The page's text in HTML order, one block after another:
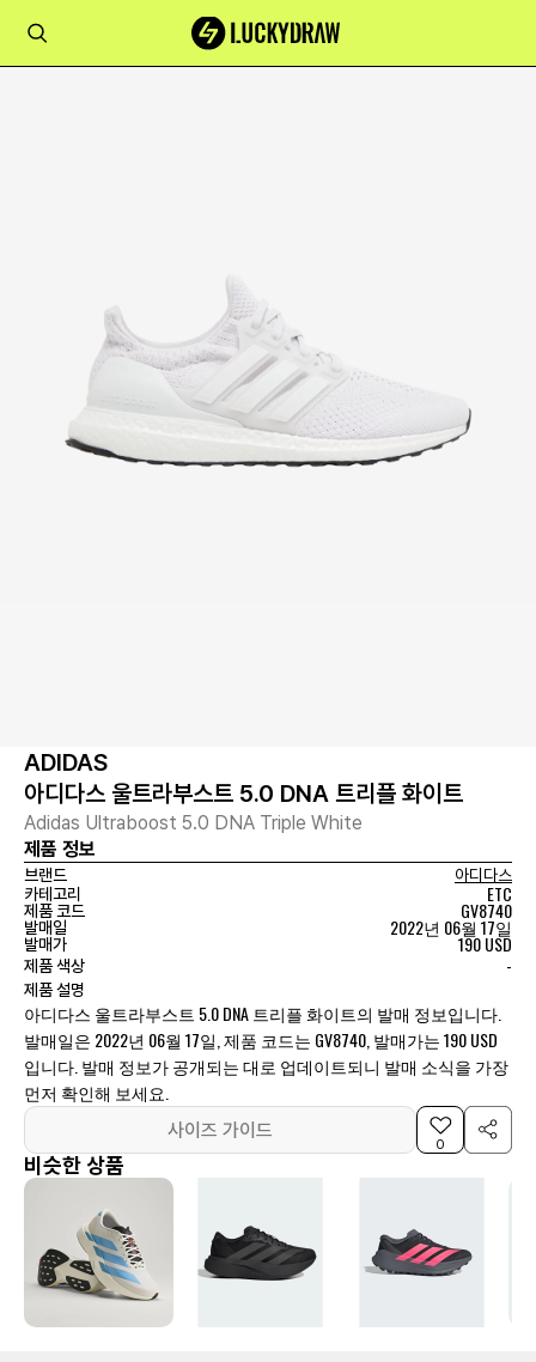
ADIDAS
아디다스 울트라부스트 5.0 DNA 트리플 화이트
Adidas Ultraboost 5.0 DNA Triple White
제품 정보
브랜드
아디다스
카테고리
ETC
제품 코드 GV8740
발매일 2022년 06월 17일
발매가 190 USD
제품 색상 -
제품 설명
아디다스 울트라부스트 5.0 DNA 트리플 화이트의 발매 정보입니다.
발매일은 2022년 06월 17일, 제품 코드는 GV8740, 발매가는 190 USD
입니다. 발매 정보가 공개되는 대로 업데이트되니 발매 소식을 가장
먼저 확인해 보세요.
사이즈 가이드
0
비슷한 상품